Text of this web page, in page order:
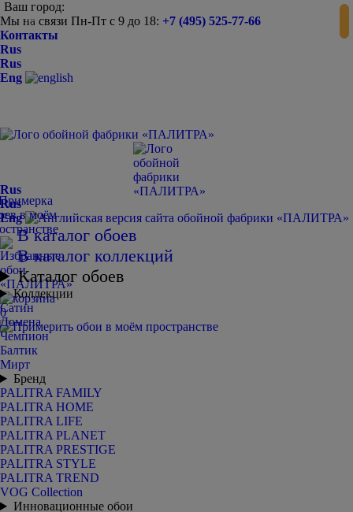
Ваш город:
Мы на связи Пн-Пт с 9 до 18: +7 (495) 525-77-66
Контакты
Rus
Rus
Eng
0
Rus
Rus
Eng
В каталог обоев
В каталог коллекций
Каталог обоев
Коллекции
Сатин
Домена
Чемпион
Балтик
Мирт
Бренд
PALITRA FAMILY
PALITRA HOME
PALITRA LIFE
PALITRA PLANET
PALITRA PRESTIGE
PALITRA STYLE
PALITRA TREND
VOG Collection
Инновационные обои
-